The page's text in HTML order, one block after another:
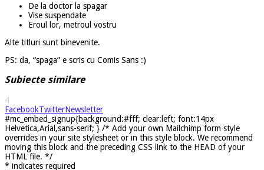
De la doctor la spagar
Vise suspendate
Eroul lor, metroul vostru
Alte titluri sunt binevenite.
PS: da, “spaga” e scris cu Comis Sans :)
Subiecte similare
4
FacebookTwitterNewsletter
#mc_embed_signup{background:#fff; clear:left; font:14px
Helvetica,Arial,sans-serif; } /* Add your own Mailchimp form style
overrides in your site stylesheet or in this style block. We recommend
moving this block and the preceding CSS link to the HEAD of your
HTML file. */
* indicates required